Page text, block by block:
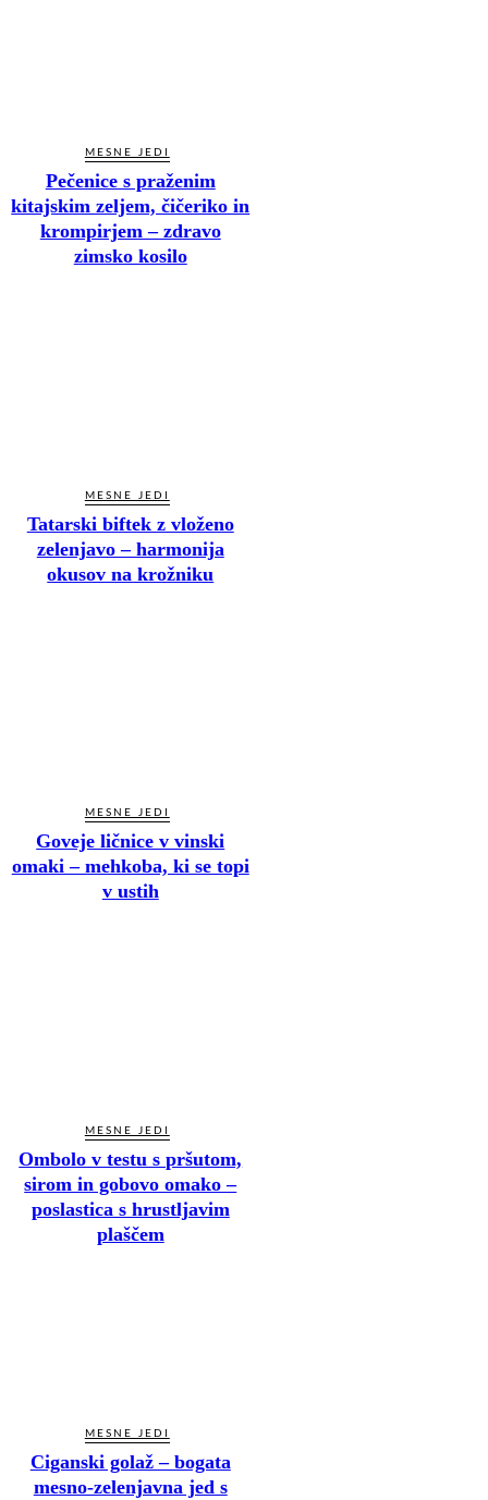
MESNE JEDI
Pečenice s praženim
kitajskim zeljem, čičeriko in
krompirjem – zdravo
zimsko kosilo
MESNE JEDI
Tatarski biftek z vloženo
zelenjavo – harmonija
okusov na krožniku
MESNE JEDI
Goveje ličnice v vinski
omaki – mehkoba, ki se topi
v ustih
MESNE JEDI
Ombolo v testu s pršutom,
sirom in gobovo omako –
poslastica s hrustljavim
plaščem
MESNE JEDI
Ciganski golaž – bogata
mesno-zelenjavna jed s